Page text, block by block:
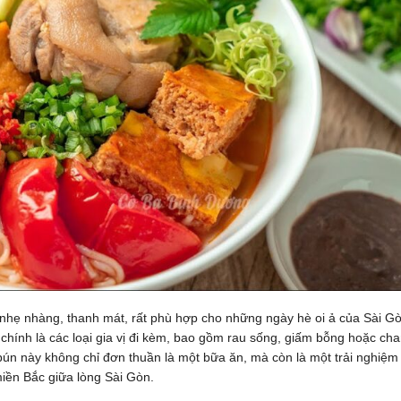
nhàng, thanh mát, rất phù hợp cho những ngày hè oi ả của Sài
là các loại gia vị đi kèm, bao gồm rau sống, giấm bỗng hoặc
này không chỉ đơn thuần là một bữa ăn, mà còn là một trải nghiệm
Bắc giữa lòng Sài Gòn.